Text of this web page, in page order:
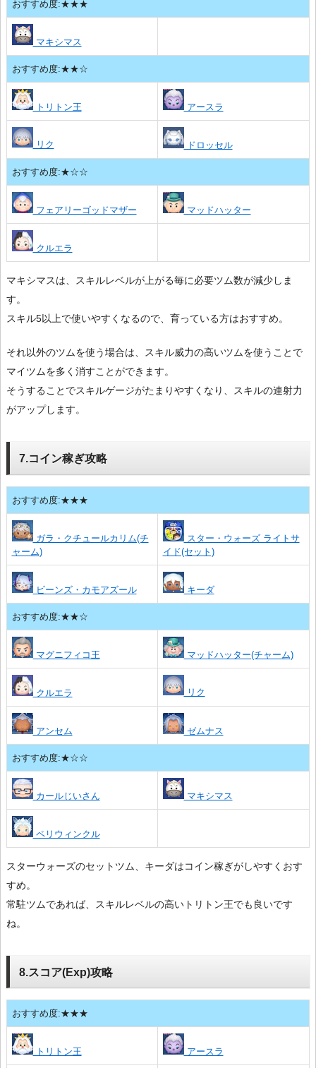
おすすめ度:★★★
マキシマス
おすすめ度:★★☆
トリトン王 アースラ
リク ドロッセル
おすすめ度:★☆☆
フェアリーゴッドマザー マッドハッター
クルエラ
マキシマスは、スキルレベルが上がる毎に必要ツム数が減少しま
す。
スキル5以上で使いやすくなるので、育っている方はおすすめ。
それ以外のツムを使う場合は、スキル威力の高いツムを使うことで
マイツムを多く消すことができます。
そうすることでスキルゲージがたまりやすくなり、スキルの連射力
がアップします。
7.コイン稼ぎ攻略
おすすめ度:★★★
ガラ・クチュールカリム(チ
ャーム)
スター・ウォーズ ライトサ
イド(セット)
ビーンズ・カモアズール キーダ
おすすめ度:★★☆
マグニフィコ王 マッドハッター(チャーム)
クルエラ リク
アンセム ゼムナス
おすすめ度:★☆☆
カールじいさん マキシマス
ペリウィンクル
スターウォーズのセットツム、キーダはコイン稼ぎがしやすくおす
すめ。
常駐ツムであれば、スキルレベルの高いトリトン王でも良いです
ね。
8.スコア(Exp)攻略
おすすめ度:★★★
トリトン王 アースラ